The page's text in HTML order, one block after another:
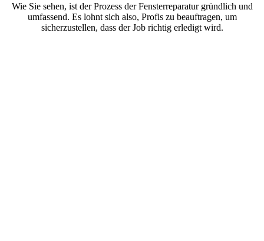
Wie Sie sehen, ist der Prozess der Fensterreparatur gründlich und
umfassend. Es lohnt sich also, Profis zu beauftragen, um
sicherzustellen, dass der Job richtig erledigt wird.